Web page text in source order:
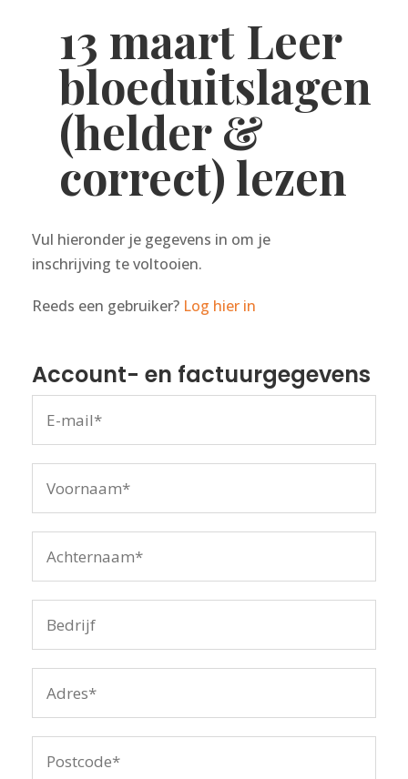
13 maart Leer
bloeduitslagen
(helder &
correct) lezen
Vul hieronder je gegevens in om je
inschrijving te voltooien.
Reeds een gebruiker? Log hier in
Account- en factuurgegevens